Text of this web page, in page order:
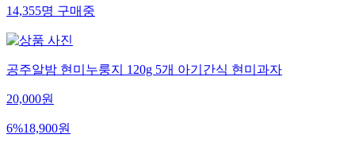
14,355명구매중
공주알밤 현미누룽지 120g 5개 아기간식 현미과자
20,000원
6%18,900원